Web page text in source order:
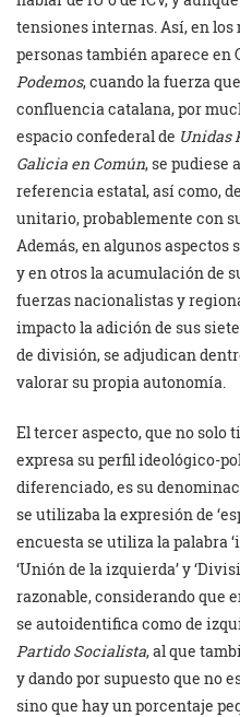
tensiones internas. Así, en los
personas también aparece en
Podemos, cuando la fuerza
confluencia catalana, por
espacio confederal de Unidas
Galicia en Común, se pudiese
referencia estatal, así como,
unitario, probablemente con
Además, en algunos aspectos
y en otros la acumulación de
fuerzas nacionalistas y
impacto la adición de sus
de división, se adjudican
valorar su propia autonomía.
El tercer aspecto, que no solo
expresa su perfil ideológico-
diferenciado, es su
se utilizaba la expresión de
encuesta se utiliza la palabra
‘Unión de la izquierda’ y
razonable, considerando que
se autoidentifica como de
Partido Socialista, al que
y dando por supuesto que no
sino que hay un porcentaje